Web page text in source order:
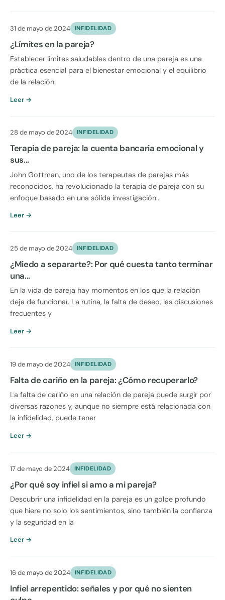
31 de mayo de 2024 INFIDELIDAD
¿Límites en la pareja?
Establecer límites saludables dentro de una pareja es una
práctica esencial para el bienestar emocional y el equilibrio
de la relación.
Leer →
28 de mayo de 2024 INFIDELIDAD
Terapia de pareja: la cuenta bancaria emocional y
sus...
John Gottman, uno de los terapeutas de parejas más
reconocidos, ha revolucionado la terapia de pareja con su
enfoque basado en una sólida investigación...
Leer →
25 de mayo de 2024 INFIDELIDAD
¿Miedo a separarte?: Por qué cuesta tanto terminar
una...
En la vida de pareja hay momentos en los que la relación
deja de funcionar. La rutina, la falta de deseo, las discusiones
frecuentes y
Leer →
19 de mayo de 2024 INFIDELIDAD
Falta de cariño en la pareja: ¿Cómo recuperarlo?
La falta de cariño en una relación de pareja puede surgir por
diversas razones y, aunque no siempre está relacionada con
la infidelidad, puede tener
Leer →
17 de mayo de 2024 INFIDELIDAD
¿Por qué soy infiel si amo a mi pareja?
Descubrir una infidelidad en la pareja es un golpe profundo
que hiere no solo los sentimientos, sino también la confianza
y la seguridad en la
Leer →
16 de mayo de 2024 INFIDELIDAD
Infiel arrepentido: señales y por qué no sienten